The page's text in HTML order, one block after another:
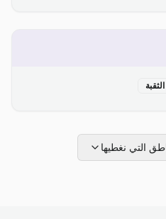
الثقبة
التي نغطيها